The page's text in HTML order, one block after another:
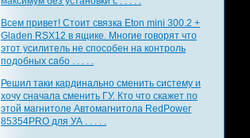
Всем привет! Стоит связка Eton mini 300.2 +
Gladen RSX12 в ящике. Многие говорят что
этот усилитель не способен на контроль
подобных сабо . . . . .
Решил таки кардинально сменить систему и
хочу сначала сменить ГУ. Кто что скажет по
этой магнитоле Автомагнитола RedPower
85354PRO для УА . . . . .